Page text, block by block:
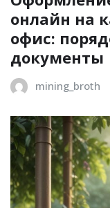
онлайн на
офис:
документы
mining_broth